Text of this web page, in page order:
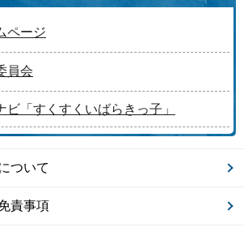
ページ
員会
ビ「すくすくいばらきっ子」
ついて
責事項